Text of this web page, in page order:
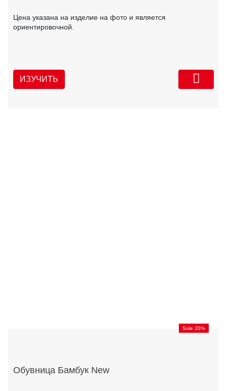
Цена указана на изделие на фото и является
ориентировочной.
ИЗУЧИТЬ
Sale 20%
Обувница Бамбук New